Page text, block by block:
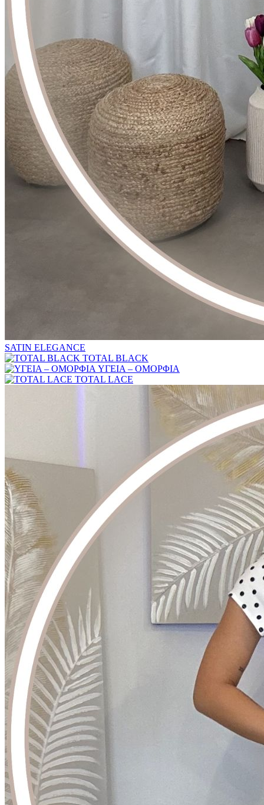
SATIN ELEGANCE
TOTAL BLACK
ΥΓΕΙΑ – ΟΜΟΡΦΙΑ
TOTAL LACE